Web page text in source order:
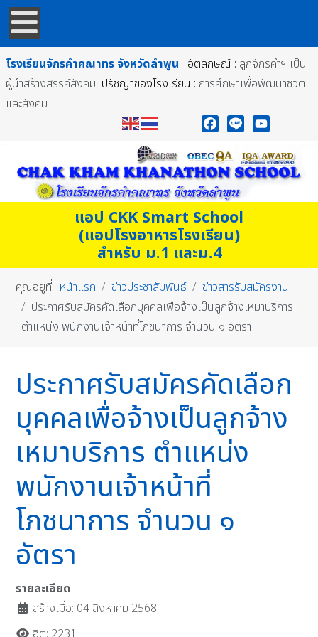
โรงเรียนจักรคำคณาทร จังหวัดลำพูน อัตลักษณ์ : ลูกจักรคำฯ เป็น
ผู้นำสร้างสรรค์สังคม ปรัชญาของโรงเรียน : การศึกษาเพื่อพัฒนาชีวิต
และสังคม
แอป CKK Smart School
(แอปโรงอาหารโรงเรียน)
สำหรับ ม.1 และม.4
คุณอยู่ที่: หน้าแรก ข่าวประชาสัมพันธ์
ข่าวสารรับสมัครงาน
ประกาศรับสมัครคัดเลือกบุคคลเพื่อจ้างเป็นลูกจ้างเหมาบริการ
ตำแหน่ง พนักงานเจ้าหน้าที่โภชนาการ จำนวน ๑ อัตรา
ประกาศรับสมัครคัดเลือก
บุคคลเพื่อจ้างเป็นลูกจ้าง
เหมาบริการ ตำแหน่ง
พนักงานเจ้าหน้าที่
โภชนาการ จำนวน ๑
อัตรา
รายละเอียด
สร้างเมื่อ: 04 สิงหาคม 2568